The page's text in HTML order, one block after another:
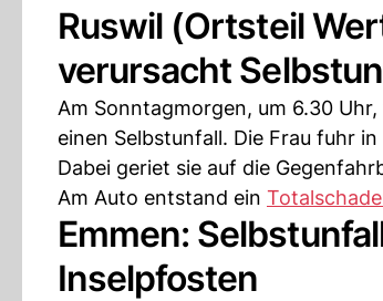
Ruswil (Ortsteil
verursacht
Am Sonntagmorgen, um 6.30
einen Selbstunfall. Die Frau fuhr
Dabei geriet sie auf die
Am Auto entstand ein
Emmen:
Inselpfosten